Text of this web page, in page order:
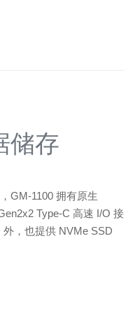
储存
GM-1100 拥有原生
Type-C 高速 I/O 接
，也提供 NVMe SSD